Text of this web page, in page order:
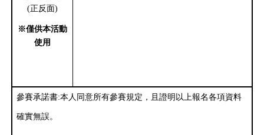
(正反面)
※僅供本活動
使用
參賽承諾書:本人同意所有參賽規定，且證明以上報名各項資料
確實無誤。